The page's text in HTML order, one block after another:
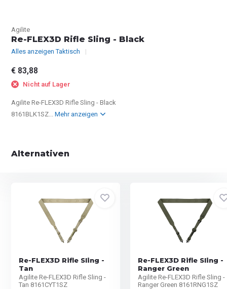
Agilite
Re-FLEX3D Rifle Sling - Black
Alles anzeigen Taktisch
€ 83,88
Nicht auf Lager
Agilite Re-FLEX3D Rifle Sling - Black
8161BLK1SZ...Mehr anzeigen
Alternativen
Re-FLEX3D Rifle Sling -
Tan
Agilite Re-FLEX3D Rifle Sling -
Tan 8161CYT1SZ
Re-FLEX3D Rifle Sling -
Ranger Green
Agilite Re-FLEX3D Rifle Sling -
Ranger Green 8161RNG1SZ